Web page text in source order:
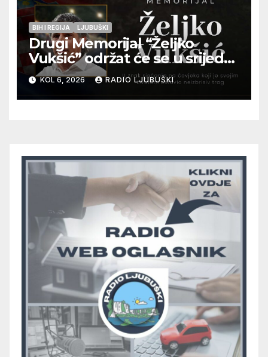
BIH I REGIJA LJUBUŠKI
Drugi Memorijal “Željko
Vukšić” održat će se u srijedu
12. kolovoza u Otoku
KOL 6, 2026 RADIO LJUBUŠKI